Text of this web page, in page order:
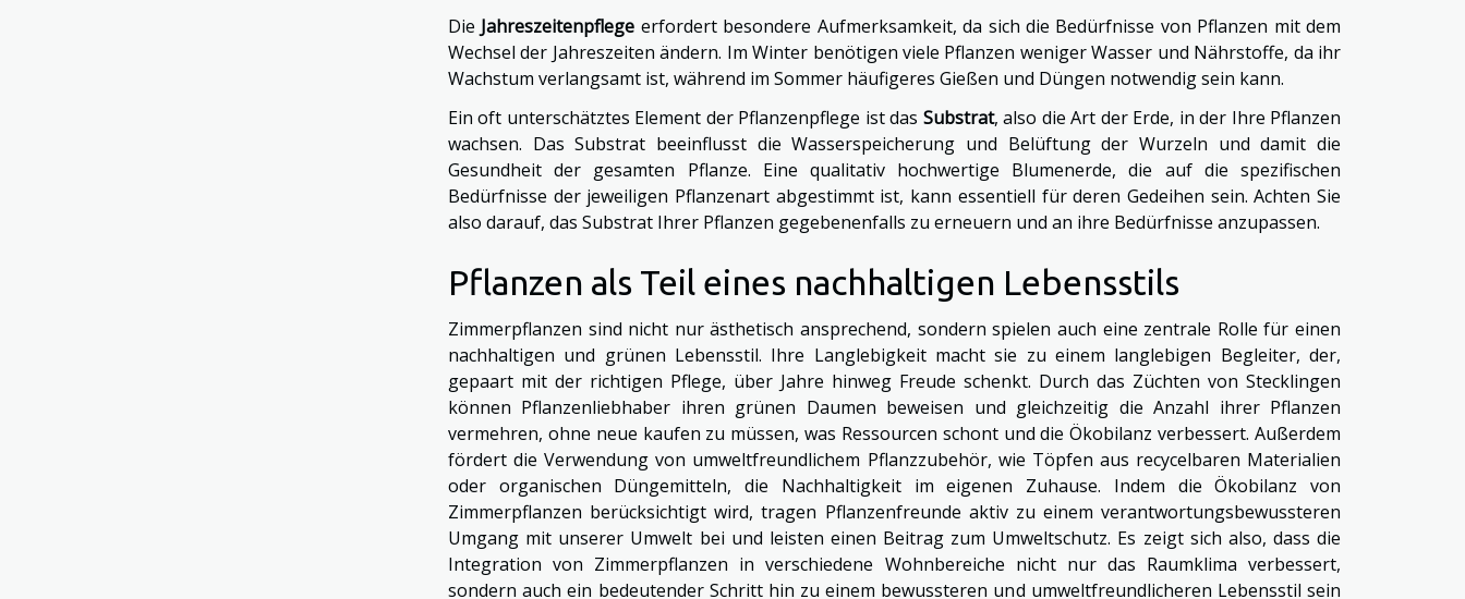
Die Jahreszeitenpflege erfordert besondere Aufmerksamkeit, da sich die Bedürfnisse von Pflanzen mit dem
Wechsel der Jahreszeiten ändern. Im Winter benötigen viele Pflanzen weniger Wasser und Nährstoffe, da ihr
Wachstum verlangsamt ist, während im Sommer häufigeres Gießen und Düngen notwendig sein kann.
Ein oft unterschätztes Element der Pflanzenpflege ist das Substrat, also die Art der Erde, in der Ihre Pflanzen
wachsen. Das Substrat beeinflusst die Wasserspeicherung und Belüftung der Wurzeln und damit die
Gesundheit der gesamten Pflanze. Eine qualitativ hochwertige Blumenerde, die auf die spezifischen
Bedürfnisse der jeweiligen Pflanzenart abgestimmt ist, kann essentiell für deren Gedeihen sein. Achten Sie
also darauf, das Substrat Ihrer Pflanzen gegebenenfalls zu erneuern und an ihre Bedürfnisse anzupassen.
Pflanzen als Teil eines nachhaltigen Lebensstils
Zimmerpflanzen sind nicht nur ästhetisch ansprechend, sondern spielen auch eine zentrale Rolle für einen
nachhaltigen und grünen Lebensstil. Ihre Langlebigkeit macht sie zu einem langlebigen Begleiter, der,
gepaart mit der richtigen Pflege, über Jahre hinweg Freude schenkt. Durch das Züchten von Stecklingen
können Pflanzenliebhaber ihren grünen Daumen beweisen und gleichzeitig die Anzahl ihrer Pflanzen
vermehren, ohne neue kaufen zu müssen, was Ressourcen schont und die Ökobilanz verbessert. Außerdem
fördert die Verwendung von umweltfreundlichem Pflanzzubehör, wie Töpfen aus recycelbaren Materialien
oder organischen Düngemitteln, die Nachhaltigkeit im eigenen Zuhause. Indem die Ökobilanz von
Zimmerpflanzen berücksichtigt wird, tragen Pflanzenfreunde aktiv zu einem verantwortungsbewussteren
Umgang mit unserer Umwelt bei und leisten einen Beitrag zum Umweltschutz. Es zeigt sich also, dass die
Integration von Zimmerpflanzen in verschiedene Wohnbereiche nicht nur das Raumklima verbessert,
sondern auch ein bedeutender Schritt hin zu einem bewussteren und umweltfreundlicheren Lebensstil sein